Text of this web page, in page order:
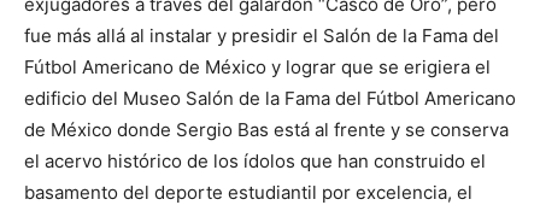
exjugadores a través del galardón “Casco de Oro”, pero
fue más allá al instalar y presidir el Salón de la Fama del
Fútbol Americano de México y lograr que se erigiera el
edificio del Museo Salón de la Fama del Fútbol Americano
de México donde Sergio Bas está al frente y se conserva
el acervo histórico de los ídolos que han construido el
basamento del deporte estudiantil por excelencia, el